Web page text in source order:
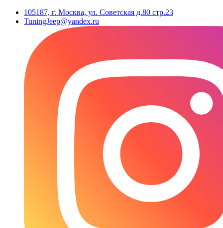
105187, г. Москва, ул. Советская д.80 стр.23
TuningJeep@yandex.ru